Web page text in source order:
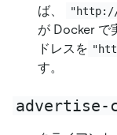
ば、
"http://
が Docker で
ドレスを
す。